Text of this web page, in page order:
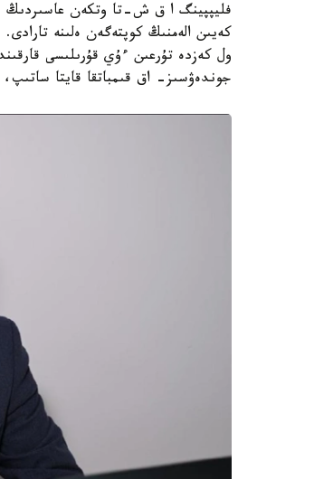
ول كەزدە تۇرعىن ءۇي قۇرىلىسى
جوندەۋسىز- اق قىمباتقا قايتا